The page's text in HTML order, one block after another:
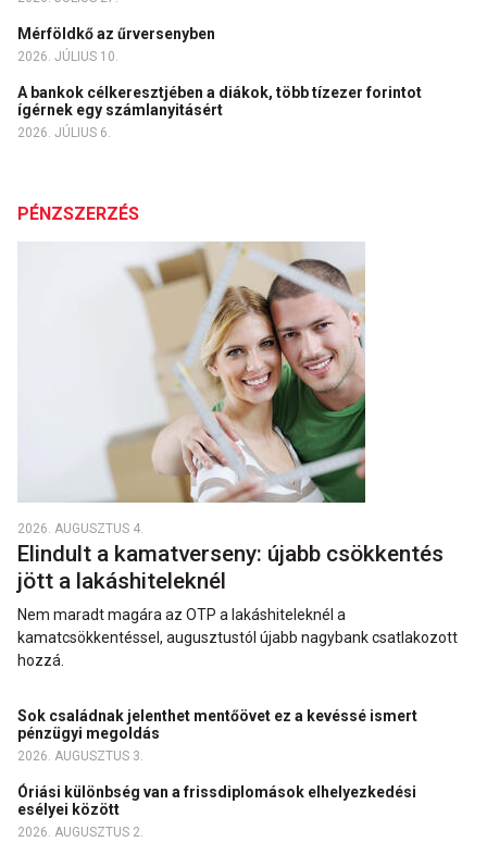
Mérföldkő az űrversenyben
2026. JÚLIUS 10.
A bankok célkeresztjében a diákok, több tízezer forintot
ígérnek egy számlanyitásért
2026. JÚLIUS 6.
PÉNZSZERZÉS
2026. AUGUSZTUS 4.
Elindult a kamatverseny: újabb csökkentés
jött a lakáshiteleknél
Nem maradt magára az OTP a lakáshiteleknél a
kamatcsökkentéssel, augusztustól újabb nagybank csatlakozott
hozzá.
Sok családnak jelenthet mentőövet ez a kevéssé ismert
pénzügyi megoldás
2026. AUGUSZTUS 3.
Óriási különbség van a frissdiplomások elhelyezkedési
esélyei között
2026. AUGUSZTUS 2.